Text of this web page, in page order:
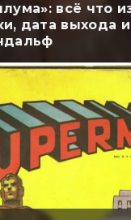
всё что
дата выхода